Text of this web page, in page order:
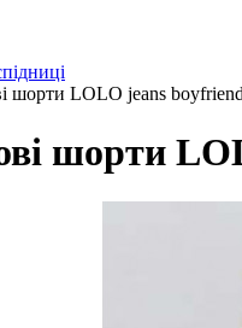
шорти LOLO jeans
шорти